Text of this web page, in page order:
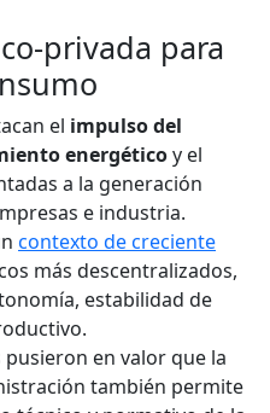
privada para
el impulso del
energéticoy el
a la generación
e industria.
contexto de creciente
más descentralizados,
estabilidad de
en valor que la
también permite